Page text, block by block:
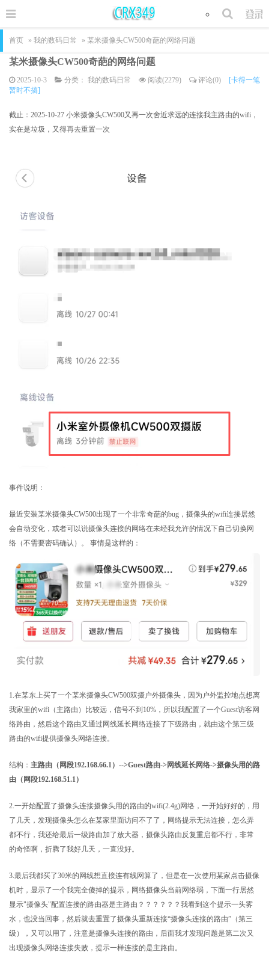
首页 » 我的数码日常 » 某米摄像头CW500奇葩的网络问题
某米摄像头CW500奇葩的网络问题
2025-10-3 分类： 我的数码日常 阅读(2279) 评论(0)
[卡得一笔
暂时不搞]
截止：2025-10-27 小米摄像头CW500又再一次舍近求远的连接我主路由的wifi，
实在是垃圾，又得再去重置一次
事件说明：
最近安装某米摄像头CW500出现了一个非常奇葩的bug，摄像头的wifi连接居然
会自动变化，或者可以说摄像头连接的网络在未经我允许的情况下自己切换网
络（不需要密码确认）。 事情是这样的：
1.在某东上买了一个某米摄像头CW500双摄户外摄像头，因为户外监控地点想离
我家里的wifi（主路由）比较远，信号不到10%，所以我配置了一个Guest访客网
络路由，然后这个路由又通过网线延长网络连接了下级路由，就由这个第三级
路由的wifi提供摄像头网络连接。
结构： 主路由（网段192.168.66.1）-->Guest路由->网线延长网络->摄像头用的路
由（网段192.168.51.1）
2.一开始配置了摄像头连接摄像头用的路由的wifi(2.4g)网络，一开始好好的，用
了几天，发现摄像头怎么在某家里面访问不了了，网络提示无法连接，怎么弄
都不行，我还给最后一级路由加了放大器，摄像头路由反复重启都不行，非常
的奇怪啊，折腾了我好几天，一直没好。
3.最后我都买了30米的网线想直接连有线网算了，但是在一次使用某家点击摄像
机时，显示了一个我完全傻掉的提示，网络摄像头当前网络弱，下面一行居然
显示"摄像头"配置连接的路由器是主路由？？？？？？我看到这个提示一头雾
水，也没当回事，然后就去重置了摄像头重新连接“摄像头连接的路由”（第三
级），又可以用了，注意是摄像头连接的路由，后面我才发现问题是第二次又
出现摄像头网络连接失败，提示一样连接的是主路由。